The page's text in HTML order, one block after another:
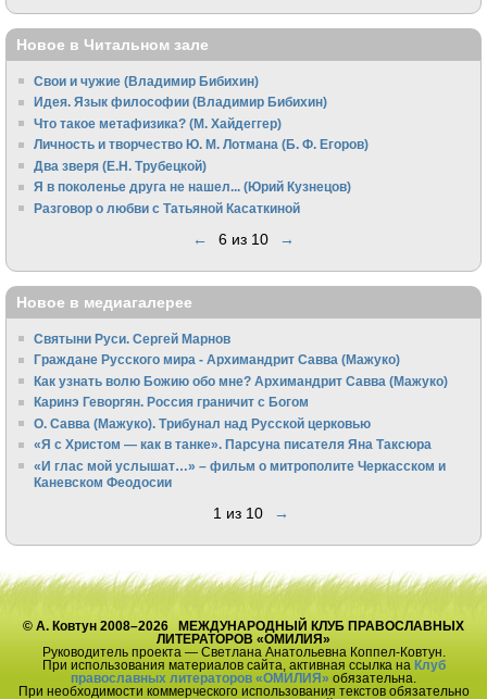
Новое в Читальном зале
Свои и чужие (Владимир Бибихин)
Идея. Язык философии (Владимир Бибихин)
Что такое метафизика? (М. Хайдеггер)
Личность и творчество Ю. М. Лотмана (Б. Ф. Егоров)
Два зверя (Е.Н. Трубецкой)
Я в поколенье друга не нашел... (Юрий Кузнецов)
Разговор о любви с Татьяной Касаткиной
← 6 из 10 →
Новое в медиагалерее
Святыни Руси. Сергей Марнов
Граждане Русского мира - Архимандрит Савва (Мажуко)
Как узнать волю Божию обо мне? Архимандрит Савва (Мажуко)
Каринэ Геворгян. Россия граничит с Богом
О. Савва (Мажуко). Трибунал над Русской церковью
«Я с Христом — как в танке». Парсуна писателя Яна Таксюра
«И глас мой услышат…» – фильм о митрополите Черкасском и
Каневском Феодосии
1 из 10 →
© А. Ковтун 2008–2026 МЕЖДУНАРОДНЫЙ КЛУБ ПРАВОСЛАВНЫХ
ЛИТЕРАТОРОВ «ОМИЛИЯ»
Руководитель проекта — Светлана Анатольевна Коппел-Ковтун.
При использования материалов сайта, активная ссылка на Клуб
православных литераторов «ОМИЛИЯ» обязательна.
При необходимости коммерческого использования текстов обязательно